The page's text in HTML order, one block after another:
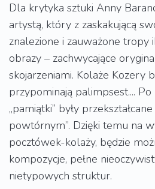
Dla krytyka sztuki Anny
artystą, który z zaskakującą
znalezione i zauważone tropy
obrazy – zachwycające
skojarzeniami. Kolaże Kozery
przypominają palimpsest....
„pamiątki” były
powtórnym”. Dzięki temu na
pocztówek-kolaży, będzie
kompozycje, pełne
nietypowych struktur.